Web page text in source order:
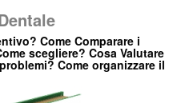
Come Comparare i
scegliere? Cosa Valutare
Come organizzare il